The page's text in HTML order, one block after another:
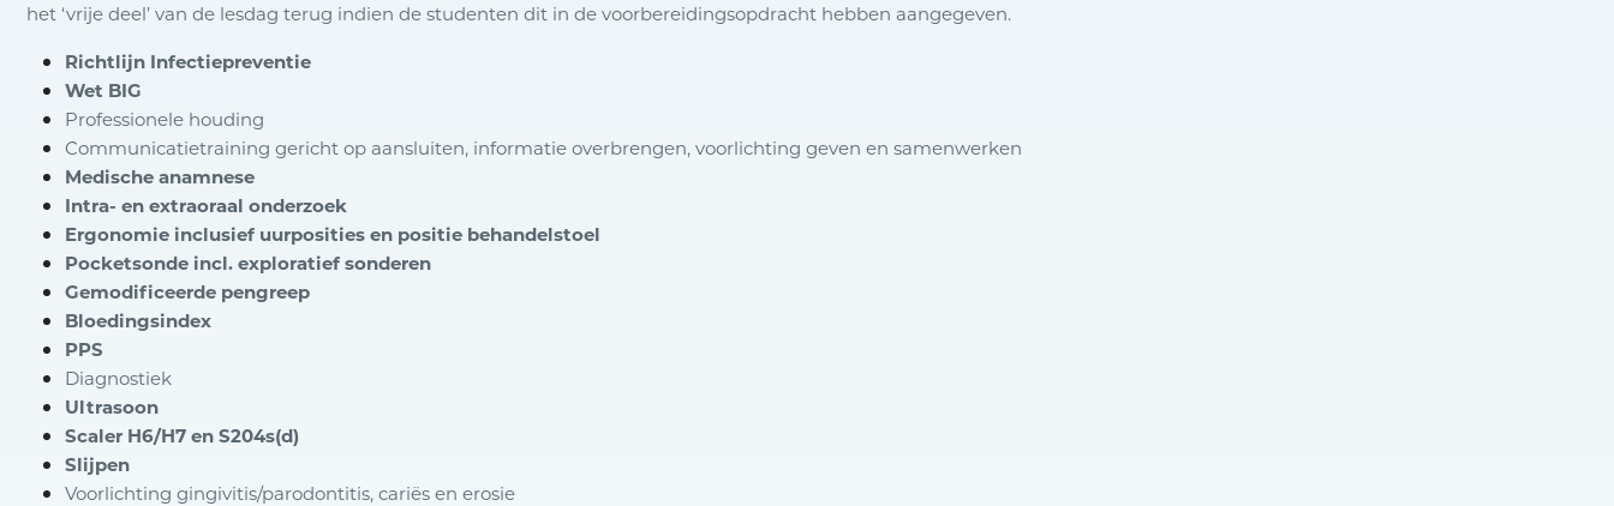
het ‘vrije deel’ van de lesdag terug indien de studenten dit in de voorbereidingsopdracht hebben aangegeven.
Richtlijn Infectiepreventie
Wet BIG
Professionele houding
Communicatietraining gericht op aansluiten, informatie overbrengen, voorlichting geven en samenwerken
Medische anamnese
Intra- en extraoraal onderzoek
Ergonomie inclusief uurposities en positie behandelstoel
Pocketsonde incl. exploratief sonderen
Gemodificeerde pengreep
Bloedingsindex
PPS
Diagnostiek
Ultrasoon
Scaler H6/H7 en S204s(d)
Slijpen
Voorlichting gingivitis/parodontitis, cariës en erosie